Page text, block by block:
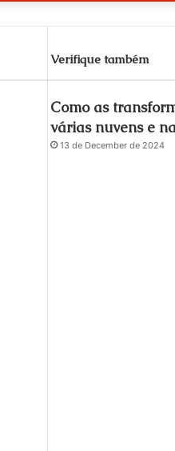
Verifique também
Como as
várias nuvens e
13 de December de 2024